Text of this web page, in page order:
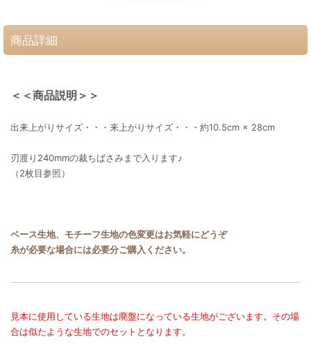
商品詳細
＜＜商品説明＞＞
出来上がりサイズ・・・来上がりサイズ・・・約10.5cm × 28cm
刃渡り240mmの裁ちばさみまで入ります♪
（2枚目参照）
ベース生地、モチーフ生地の色変更はお気軽にどうぞ
糸が必要な場合には必要分ご購入ください。
見本に使用している生地は廃盤になっている生地がございます。その場
合は似たような生地でのセットとなります。